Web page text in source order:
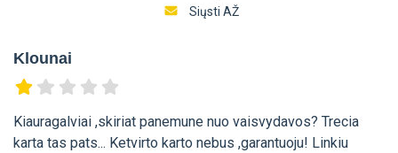
Siųsti AŽ
Klounai
Kiauragalviai ,skiriat panemune nuo vaisvydavos? Trecia
karta tas pats... Ketvirto karto nebus ,garantuoju! Linkiu